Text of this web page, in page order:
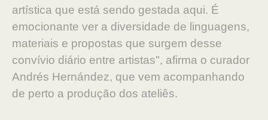
artística que está sendo gestada aqui. É
emocionante ver a diversidade de linguagens,
materiais e propostas que surgem desse
convívio diário entre artistas", afirma o curador
Andrés Hernández, que vem acompanhando
de perto a produção dos ateliês.